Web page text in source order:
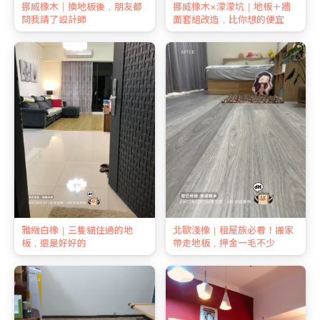
挪威橡木｜換地板後，朋友都
問我請了設計師
挪威橡木×濛濛坑｜地板＋牆
面套組改造，比你想的便宜
雅緻白橡｜三隻貓住過的地
板，還是好好的
北歐淺橡｜租屋族必看！搬家
帶走地板，押金一毛不少